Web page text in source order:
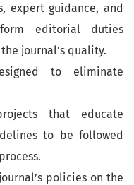
expert guidance, and
editorial duties
journal’s quality.
to eliminate
that educate
to be followed
policies on the